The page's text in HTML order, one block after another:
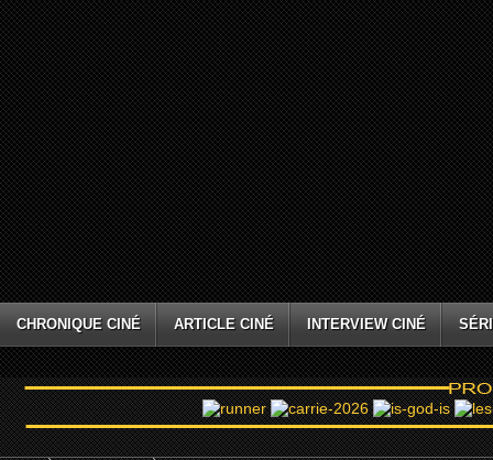
CHRONIQUE CINÉ ARTICLE CINÉ INTERVIEW CINÉ